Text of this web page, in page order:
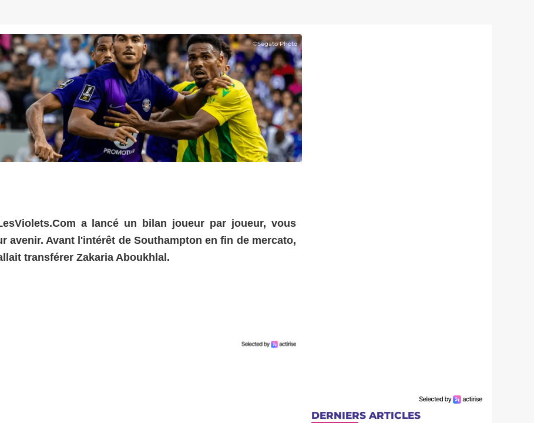
©Segato Photo
a lancé un bilan joueur par joueur, vous
avenir. Avant l'intérêt de Southampton en fin de mercato,
transférer Zakaria Aboukhlal.
DERNIERS ARTICLES